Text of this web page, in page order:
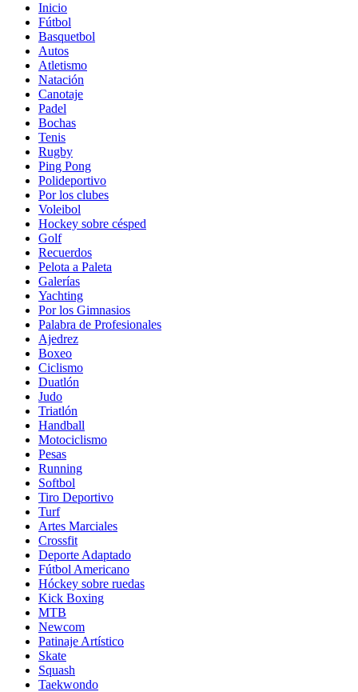
Inicio
Fútbol
Basquetbol
Autos
Atletismo
Natación
Canotaje
Padel
Bochas
Tenis
Rugby
Ping Pong
Polideportivo
Por los clubes
Voleibol
Hockey sobre césped
Golf
Recuerdos
Pelota a Paleta
Galerías
Yachting
Por los Gimnasios
Palabra de Profesionales
Ajedrez
Boxeo
Ciclismo
Duatlón
Judo
Triatlón
Handball
Motociclismo
Pesas
Running
Softbol
Tiro Deportivo
Turf
Artes Marciales
Crossfit
Deporte Adaptado
Fútbol Americano
Hóckey sobre ruedas
Kick Boxing
MTB
Newcom
Patinaje Artístico
Skate
Squash
Taekwondo